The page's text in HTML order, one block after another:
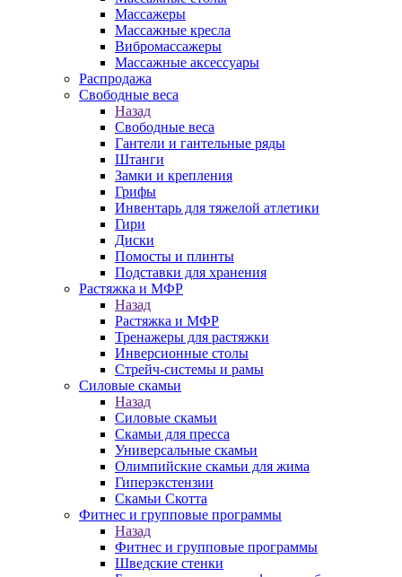
Массажеры
Массажные кресла
Вибромассажеры
Массажные аксессуары
Распродажа
Свободные веса
Назад
Свободные веса
Гантели и гантельные ряды
Штанги
Замки и крепления
Грифы
Инвентарь для тяжелой атлетики
Гири
Диски
Помосты и плинты
Подставки для хранения
Растяжка и МФР
Назад
Растяжка и МФР
Тренажеры для растяжки
Инверсионные столы
Стрейч-системы и рамы
Силовые скамьи
Назад
Силовые скамьи
Скамьи для пресса
Универсальные скамьи
Олимпийские скамьи для жима
Гиперэкстензии
Скамьи Скотта
Фитнес и групповые программы
Назад
Фитнес и групповые программы
Шведские стенки